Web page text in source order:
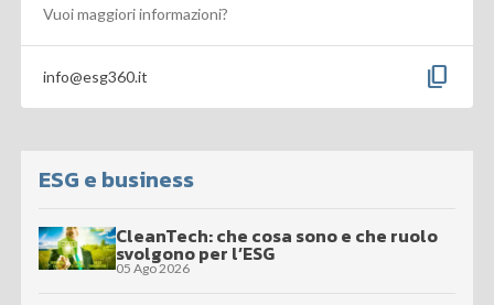
Vuoi maggiori informazioni?
info@esg360.it content_copy
ESG e business
CleanTech: che cosa sono e che ruolo
svolgono per l’ESG
05 Ago 2026